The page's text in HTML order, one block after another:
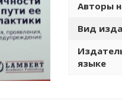
Авторы
Вид
языке